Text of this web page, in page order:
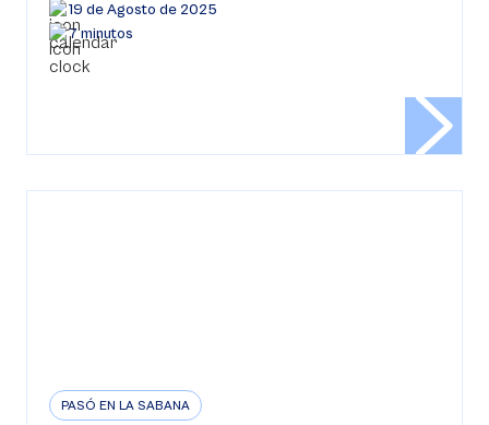
19 de Agosto de 2025
7 minutos
PASÓ EN LA SABANA